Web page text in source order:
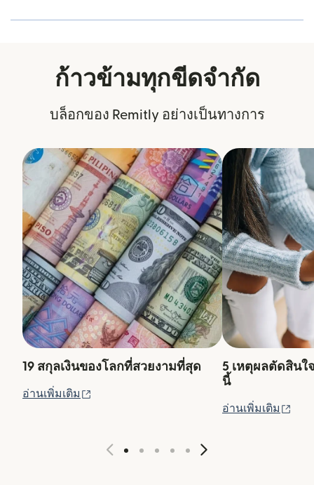
ก้าวข้ามทุกขีดจำกัด
บล็อกของ Remitly อย่างเป็นทางการ
19 สกุลเงินของโลกที่สวยงามที่สุด
อ่านเพิ่มเติม
5 เหตุผลตัดสินใ
นี้
อ่านเพิ่มเติม